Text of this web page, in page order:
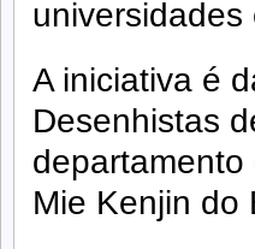
A iniciativa é
Desenhistas
departamento
Mie Kenjin do